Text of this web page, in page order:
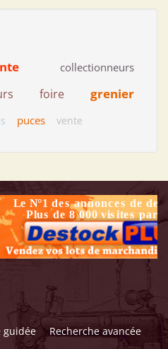
collectionneurs
foire grenier
puces vente
guidée Recherche avancée